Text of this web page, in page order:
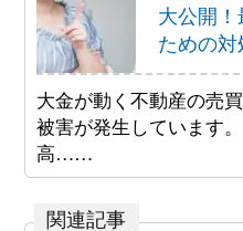
大公開
ための
大金が動く不動産の売
被害が発生しています
高……